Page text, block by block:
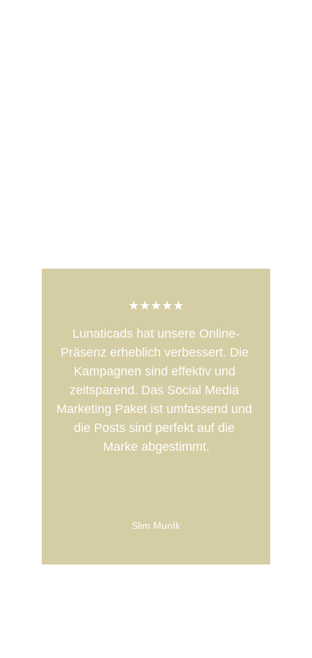
Lunaticads hat unsere Online-
Präsenz erheblich verbessert. Die
Kampagnen sind effektiv und
zeitsparend. Das Social Media
Marketing Paket ist umfassend und
die Posts sind perfekt auf die
Marke abgestimmt.
Slim MunIk
★★★★★